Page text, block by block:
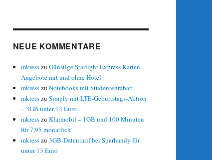
folder
/home/pi/picframe_data/config/
NEUE KOMMENTARE
mkresszu Günstige Starlight Express Karten –
Angebote mit und ohne Hotel
mkresszu Notebooks mit Studentenrabatt
mkresszu Simply mit LTE-Geburtstags-Aktion
– 3GB unter 13 Euro
mkresszu Klarmobil – 1GB und 100 Minuten
für 7,95 monatlich
mkresszu 3GB-Datentarif bei Sparhandy für
unter 13 Euro